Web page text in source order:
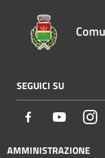
SEGUICI SU
Facebook Youtube
AMMINISTRAZIONE